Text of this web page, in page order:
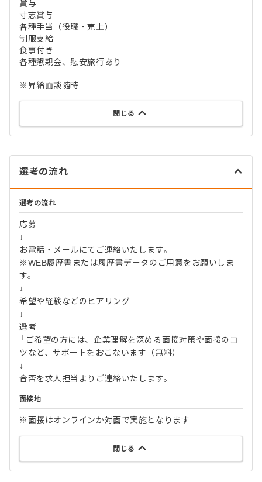
賞与
寸志賞与
各種手当（役職・売上）
制服支給
食事付き
各種懇親会、慰安旅行あり
※昇給面談随時
閉じる
選考の流れ
選考の流れ
応募
↓
お電話・メールにてご連絡いたします。
※WEB履歴書または履歴書データのご用意をお願いしま
す。
↓
希望や経験などのヒアリング
↓
選考
└ご希望の方には、企業理解を深める面接対策や面接のコ
ツなど、サポートをおこないます（無料）
↓
合否を求人担当よりご連絡いたします。
面接地
※面接はオンラインか対面で実施となります
閉じる